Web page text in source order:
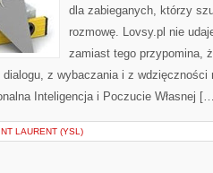
dla zabieganych, którzy
rozmowę. Lovsy.pl nie
zamiast tego przypomina,
z wybaczania i z
Inteligencja i Poczucie Własnej
LAURENT (YSL)